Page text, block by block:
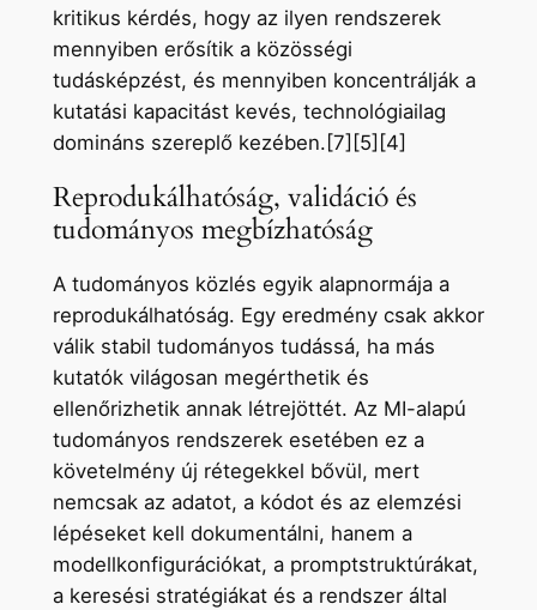
kritikus kérdés, hogy az ilyen rendszerek
mennyiben erősítik a közösségi
tudásképzést, és mennyiben koncentrálják a
kutatási kapacitást kevés, technológiailag
domináns szereplő kezében.[7][5][4]
Reprodukálhatóság, validáció és
tudományos megbízhatóság
A tudományos közlés egyik alapnormája a
reprodukálhatóság. Egy eredmény csak akkor
válik stabil tudományos tudássá, ha más
kutatók világosan megérthetik és
ellenőrizhetik annak létrejöttét. Az MI-alapú
tudományos rendszerek esetében ez a
követelmény új rétegekkel bővül, mert
nemcsak az adatot, a kódot és az elemzési
lépéseket kell dokumentálni, hanem a
modellkonfigurációkat, a promptstruktúrákat,
a keresési stratégiákat és a rendszer által